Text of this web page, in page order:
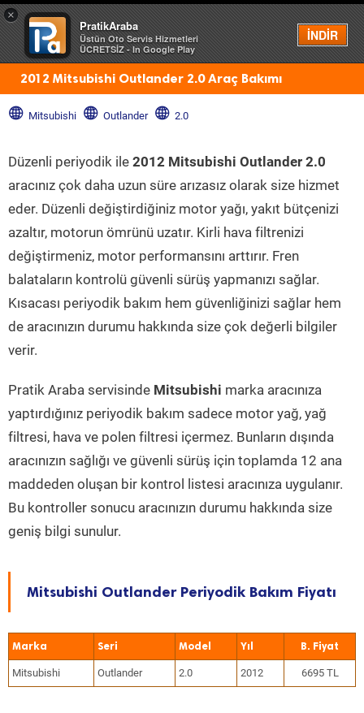
×
PratikAraba
Üstün Oto Servis Hizmetleri
ÜCRETSİZ - In Google Play
İNDİR
Menü
2012 Mitsubishi Outlander 2.0 Araç Bakımı
Mitsubishi Outlander 2.0
Düzenli periyodik ile 2012 Mitsubishi Outlander 2.0
aracınız çok daha uzun süre arızasız olarak size hizmet
eder. Düzenli değiştirdiğiniz motor yağı, yakıt bütçenizi
azaltır, motorun ömrünü uzatır. Kirli hava filtrenizi
değiştirmeniz, motor performansını arttırır. Fren
balataların kontrolü güvenli sürüş yapmanızı sağlar.
Kısacası periyodik bakım hem güvenliğinizi sağlar hem
de aracınızın durumu hakkında size çok değerli bilgiler
verir.
Pratik Araba servisinde Mitsubishi marka aracınıza
yaptırdığınız periyodik bakım sadece motor yağ, yağ
filtresi, hava ve polen filtresi içermez. Bunların dışında
aracınızın sağlığı ve güvenli sürüş için toplamda 12 ana
maddeden oluşan bir kontrol listesi aracınıza uygulanır.
Bu kontroller sonucu aracınızın durumu hakkında size
geniş bilgi sunulur.
Mitsubishi Outlander Periyodik Bakım Fiyatı
Marka Seri Model Yıl
Mitsubishi Outlander 2.0 2012 6695 TL